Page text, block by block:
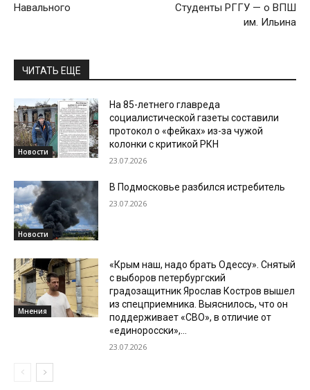
Навального
Студенты РГГУ — о ВПШ
им. Ильина
ЧИТАТЬ ЕЩЕ
Новости
На 85-летнего главреда
социалистической газеты составили
протокол о «фейках» из-за чужой
колонки с критикой РКН
23.07.2026
Новости
В Подмосковье разбился истребитель
23.07.2026
Мнения
«Крым наш, надо брать Одессу». Снятый
с выборов петербургский
градозащитник Ярослав Костров вышел
из спецприемника. Выяснилось, что он
поддерживает «СВО», в отличие от
«единоросски»,...
23.07.2026